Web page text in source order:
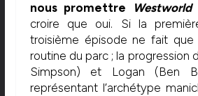
nous promettre
Westworld
croire que oui. Si la
troisième épisode ne fait que
routine du parc ; la progression
Simpson) et Logan (Ben
représentant l’archétype